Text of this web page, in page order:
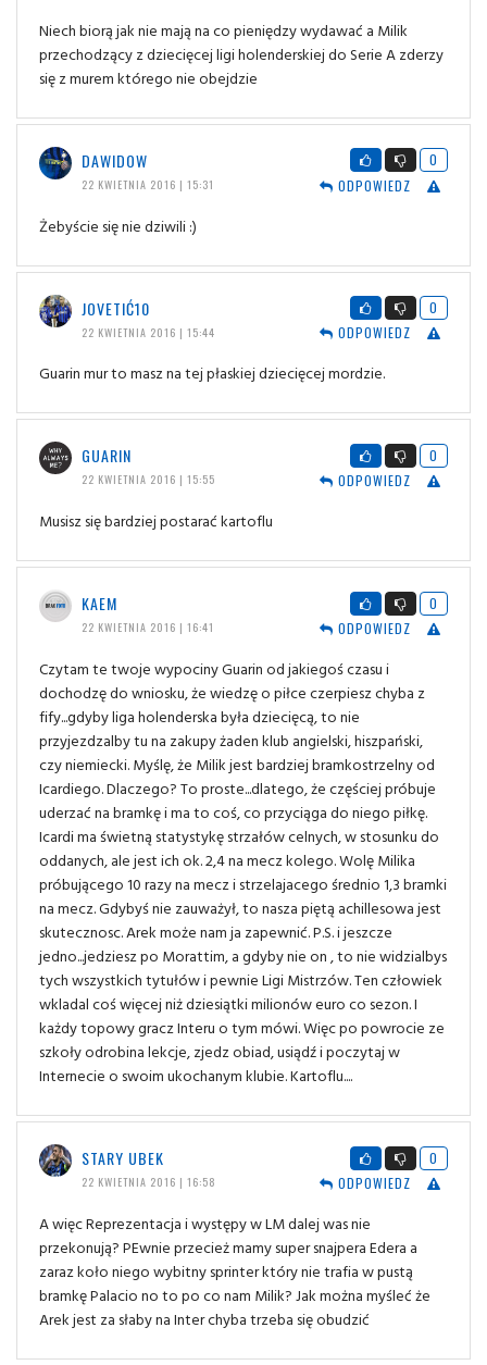
Niech biorą jak nie mają na co pieniędzy wydawać a Milik
przechodzący z dziecięcej ligi holenderskiej do Serie A zderzy
się z murem którego nie obejdzie
DAWIDOW
22 KWIETNIA 2016 | 15:31
0
ODPOWIEDZ
Żebyście się nie dziwili :)
JOVETIĆ10
22 KWIETNIA 2016 | 15:44
0
ODPOWIEDZ
Guarin mur to masz na tej płaskiej dziecięcej mordzie.
GUARIN
22 KWIETNIA 2016 | 15:55
0
ODPOWIEDZ
Musisz się bardziej postarać kartoflu
KAEM
22 KWIETNIA 2016 | 16:41
0
ODPOWIEDZ
Czytam te twoje wypociny Guarin od jakiegoś czasu i
dochodzę do wniosku, że wiedzę o piłce czerpiesz chyba z
fify...gdyby liga holenderska była dziecięcą, to nie
przyjezdzalby tu na zakupy żaden klub angielski, hiszpański,
czy niemiecki. Myślę, że Milik jest bardziej bramkostrzelny od
Icardiego. Dlaczego? To proste...dlatego, że częściej próbuje
uderzać na bramkę i ma to coś, co przyciąga do niego piłkę.
Icardi ma świetną statystykę strzałów celnych, w stosunku do
oddanych, ale jest ich ok. 2,4 na mecz kolego. Wolę Milika
próbującego 10 razy na mecz i strzelajacego średnio 1,3 bramki
na mecz. Gdybyś nie zauważył, to nasza piętą achillesowa jest
skutecznosc. Arek może nam ja zapewnić. P.S. i jeszcze
jedno...jedziesz po Morattim, a gdyby nie on , to nie widzialbys
tych wszystkich tytułów i pewnie Ligi Mistrzów. Ten człowiek
wkladal coś więcej niż dziesiątki milionów euro co sezon. I
każdy topowy gracz Interu o tym mówi. Więc po powrocie ze
szkoły odrobina lekcje, zjedz obiad, usiądź i poczytaj w
Internecie o swoim ukochanym klubie. Kartoflu....
STARY UBEK
22 KWIETNIA 2016 | 16:58
0
ODPOWIEDZ
A więc Reprezentacja i występy w LM dalej was nie
przekonują? PEwnie przecież mamy super snajpera Edera a
zaraz koło niego wybitny sprinter który nie trafia w pustą
bramkę Palacio no to po co nam Milik? Jak można myśleć że
Arek jest za słaby na Inter chyba trzeba się obudzić